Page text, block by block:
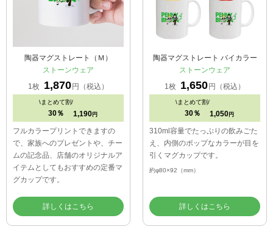
陶器マグストレート（Ｍ）
ストーンウェア
1枚
1,870円（税込）
\まとめて割/
30％ 1,190円
フルカラープリントできますの
で、家族へのプレゼントや、チー
ムの記念品、店舗のオリジナルア
イテムとしてもおすすめの定番マ
グカップです。
詳しくはこちら
陶器マグストレート バイカラー
ストーンウェア
1枚
1,650円（税込）
\まとめて割/
30％ 1,050円
310ml容量でたっぷりの飲みごた
え、内側のポップなカラーが目を
引くマグカップです。
約φ80×92（mm）
詳しくはこちら